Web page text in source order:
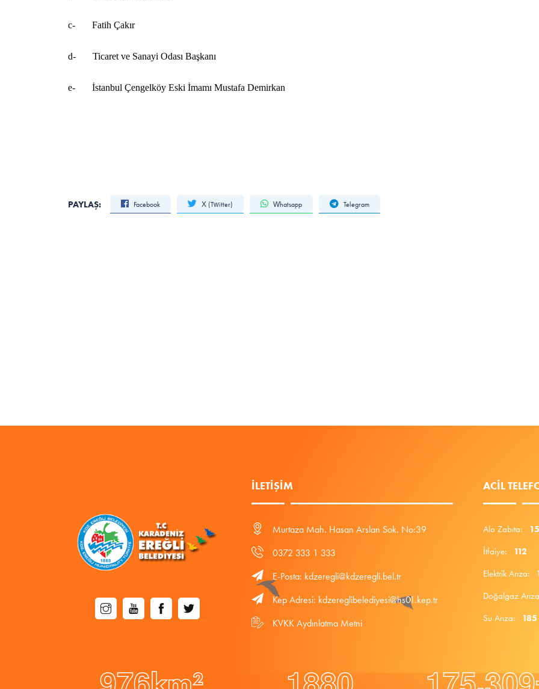
c- Fatih Çakır
d- Ticaret ve Sanayi Odası Başkanı
e- İstanbul Çengelköy Eski İmamı Mustafa Demirkan
PAYLAŞ: Facebook X (Twitter) Whatsapp Telegram
İLETIŞIM
Murtaza Mah. Hasan Arslan Sok. No:39
0372 333 1 333
E-Posta: kdzeregli@kdzeregli.bel.tr
Kep Adresi: kdzereglibelediyesi@hs01.kep.tr
KVKK Aydınlatma Metni
ACIL
Alo Zabıta:
İtfaiye: 112
Elektrik Arıza:
Doğalgaz
Su Arıza: 185
.